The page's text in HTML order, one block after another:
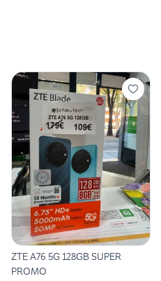
ZTE A76 5G 128GB SUPER
PROMO